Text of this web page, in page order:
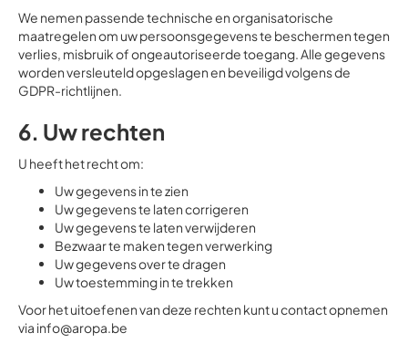
We nemen passende technische en organisatorische
maatregelen om uw persoonsgegevens te beschermen tegen
verlies, misbruik of ongeautoriseerde toegang. Alle gegevens
worden versleuteld opgeslagen en beveiligd volgens de
GDPR-richtlijnen.
6. Uw rechten
U heeft het recht om:
Uw gegevens in te zien
Uw gegevens te laten corrigeren
Uw gegevens te laten verwijderen
Bezwaar te maken tegen verwerking
Uw gegevens over te dragen
Uw toestemming in te trekken
Voor het uitoefenen van deze rechten kunt u contact opnemen
via info@aropa.be